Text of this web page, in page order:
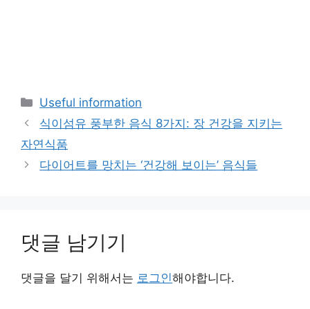
카
테
리
Useful information
식이섬유 풍부한 음식 8가지: 장 건강을 지키는
자연식품
다이어트를 망치는 ‘건강해 보이는’ 음식들
댓글 남기기
댓글을 달기 위해서는 로그인해야합니다.